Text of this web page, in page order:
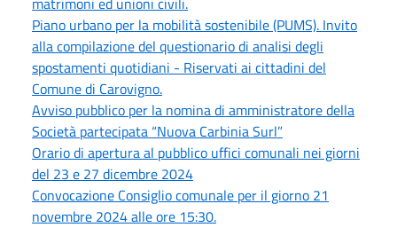
Piano urbano per la mobilità sostenibile (PUMS). Invito
alla compilazione del questionario di analisi degli
spostamenti quotidiani - Riservati ai cittadini del
Comune di Carovigno.
Avviso pubblico per la nomina di amministratore della
Società partecipata “Nuova Carbinia Surl”
Orario di apertura al pubblico uffici comunali nei giorni
del 23 e 27 dicembre 2024
Convocazione Consiglio comunale per il giorno 21
novembre 2024 alle ore 15:30.